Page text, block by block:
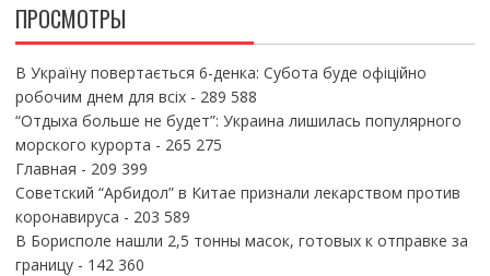
ПРОСМОТРЫ
В Україну повертається 6-денка: Субота буде офіційно
робочим днем для всіх- 289 588
“Отдыха больше не будет”: Украина лишилась популярного
морского курорта - 265 275
Главная - 209 399
Советский “Арбидол” в Китае признали лекарством против
коронавируса - 203 589
В Борисполе нашли 2,5 тонны масок, готовых к отправке за
границу- 142 360